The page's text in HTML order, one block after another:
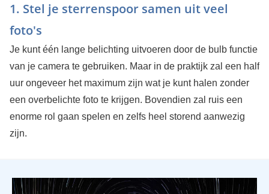
1. Stel je sterrenspoor samen uit veel
foto's
Je kunt één lange belichting uitvoeren door de bulb functie
van je camera te gebruiken. Maar in de praktijk zal een half
uur ongeveer het maximum zijn wat je kunt halen zonder
een overbelichte foto te krijgen. Bovendien zal ruis een
enorme rol gaan spelen en zelfs heel storend aanwezig
zijn.